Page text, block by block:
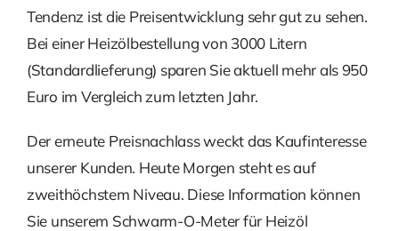
Tendenz ist die Preisentwicklung sehr gut zu sehen.
Bei einer Heizölbestellung von 3000 Litern
(Standardlieferung) sparen Sie aktuell mehr als 950
Euro im Vergleich zum letzten Jahr.
Der erneute Preisnachlass weckt das Kaufinteresse
unserer Kunden. Heute Morgen steht es auf
zweithöchstem Niveau. Diese Information können
Sie unserem Schwarm-O-Meter für Heizöl